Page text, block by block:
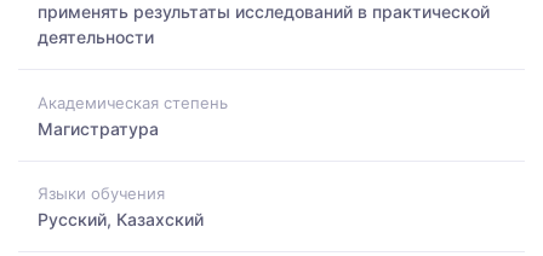
применять результаты исследований в практической
деятельности
Академическая степень
Магистратура
Языки обучения
Русский, Казахский